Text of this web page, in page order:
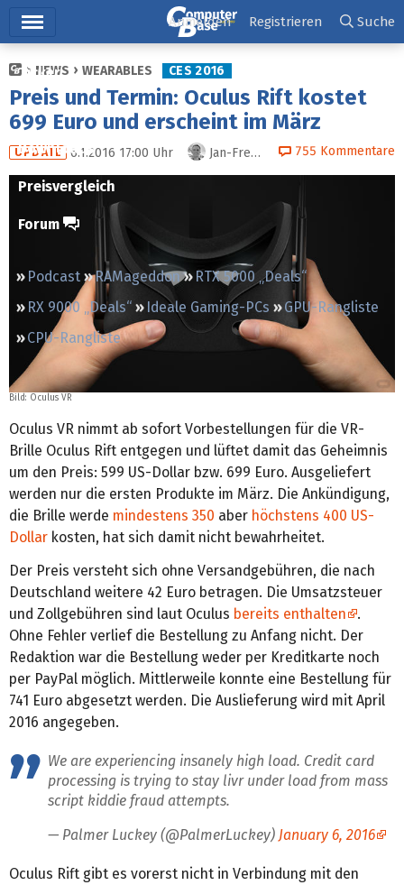
Ticker
Tests
Downloads
Preisvergleich
Forum
Podcast RAMageddon
RTX 5000 „Deals“
RX 9000 „Deals“
Ideale Gaming-PCs
GPU-Rangliste
CPU-Rangliste
Anmelden Registrieren Suche
NEWS WEARABLES CES 2016
Preis und Termin: Oculus Rift kostet
699 Euro und erscheint im März
UPDATE 6.1.2016 17:00 Uhr Jan-Frederik Timm 755 Kommentare
Bild: Oculus VR
Oculus VR nimmt ab sofort Vorbestellungen für die VR-
Brille Oculus Rift entgegen und lüftet damit das Geheimnis
um den Preis: 599 US-Dollar bzw. 699 Euro. Ausgeliefert
werden nur die ersten Produkte im März. Die Ankündigung,
die Brille werde mindestens 350 aber höchstens 400 US-
Dollar kosten, hat sich damit nicht bewahrheitet.
Der Preis versteht sich ohne Versandgebühren, die nach
Deutschland weitere 42 Euro betragen. Die Umsatzsteuer
und Zollgebühren sind laut Oculus bereits enthalten
.
Ohne Fehler verlief die Bestellung zu Anfang nicht. Der
Redaktion war die Bestellung weder per Kreditkarte noch
per PayPal möglich. Mittlerweile konnte eine Bestellung für
741 Euro abgesetzt werden. Die Auslieferung wird mit April
2016 angegeben.
We are experiencing insanely high load. Credit card
processing is trying to stay livr under load from mass
script kiddie fraud attempts.
— Palmer Luckey (@PalmerLuckey) January 6, 2016
Oculus Rift gibt es vorerst nicht in Verbindung mit den